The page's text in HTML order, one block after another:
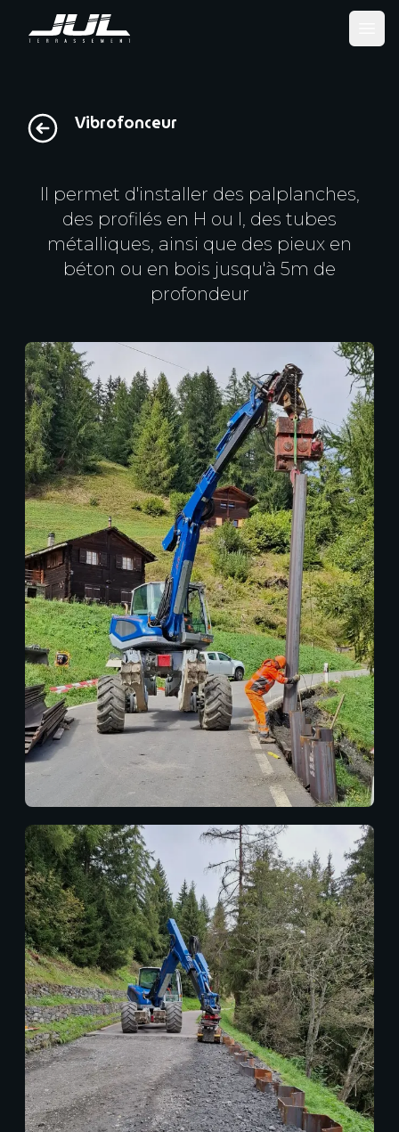
Vibrofonceur
Il permet d'installer des palplanches,
des profilés en H ou I, des tubes
métalliques, ainsi que des pieux en
béton ou en bois jusqu'à 5m de
profondeur